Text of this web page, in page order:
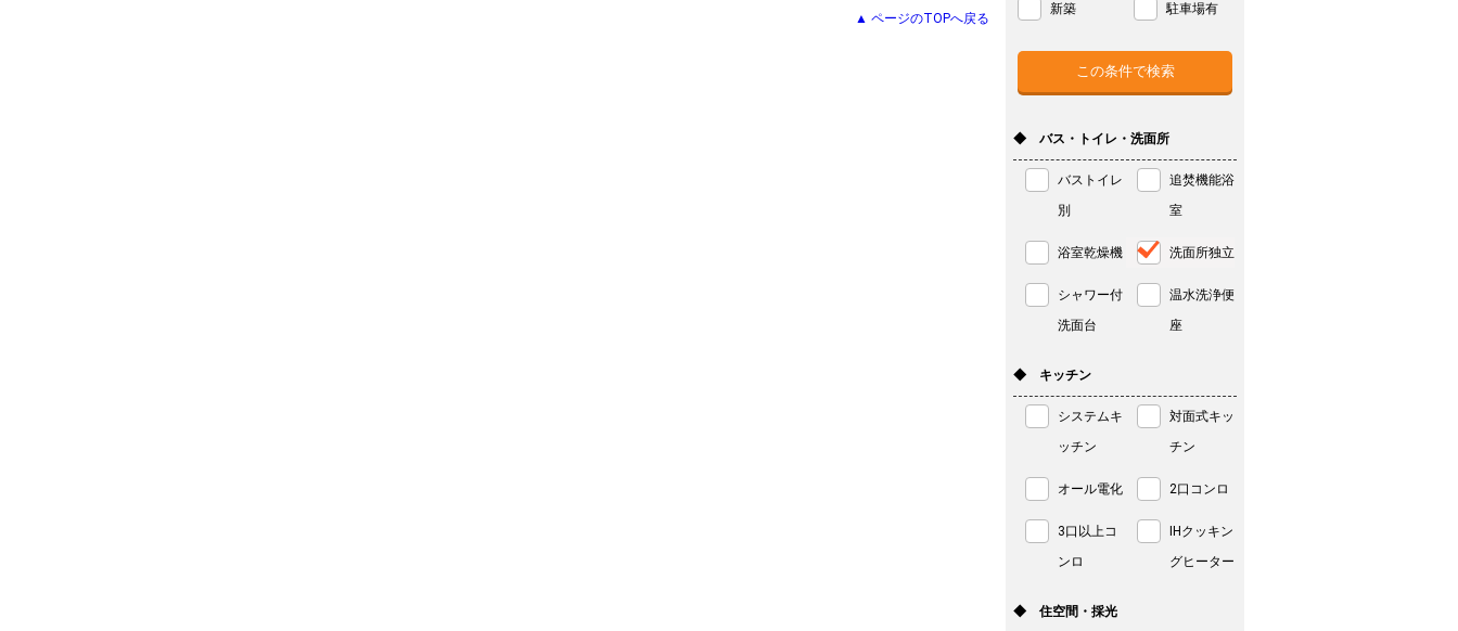
▲ ページのTOPへ戻る
新築 駐車場有
◆ バス・トイレ・洗面所
バストイレ
別
追焚機能浴
室
浴室乾燥機 洗面所独立
シャワー付
洗面台
温水洗浄便
座
◆ キッチン
システムキ
ッチン
対面式キッ
チン
オール電化 2口コンロ
3口以上コ
ンロ
IHクッキン
グヒーター
◆ 住空間・採光